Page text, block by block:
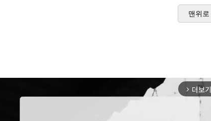
맨위로
arrow_forward_ios 더보기